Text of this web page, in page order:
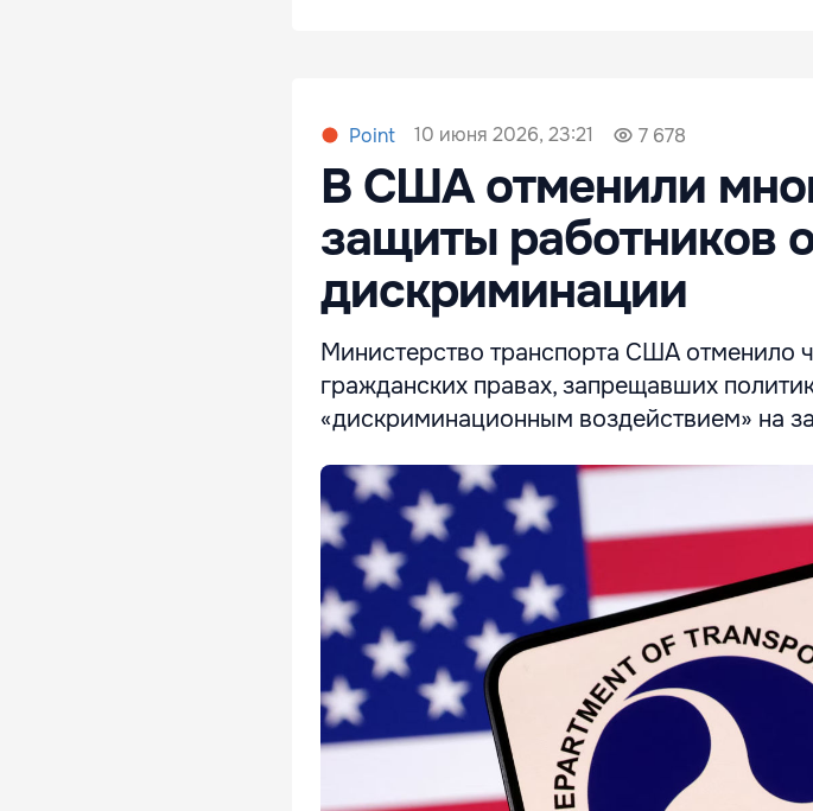
Point 10 июня 2026, 23:21 7 678
В США отменили
защиты работников
дискриминации
Министерство транспорта США отменило
гражданских правах, запрещавших
«дискриминационным воздействием» на